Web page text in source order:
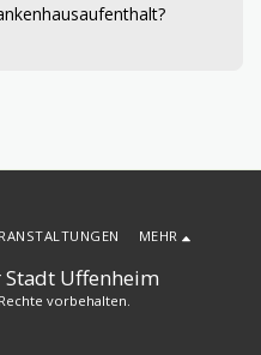
Uffenheim
vorbehalten.
MEHR